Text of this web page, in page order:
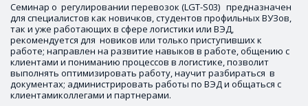
Семинар о  регулировании перевозок (LGT-S03)   предназначен
для специалистов как новичков, студентов профильных ВУЗов,
так и уже работающих в сфере логистики или ВЭД,
рекомендуется для  новиков или только приступивших к
работе; направлен на развитие навыков в работе, общению с
клиентами и пониманию процессов в логистике, позволит
выполнять оптимизировать работу, научит разбираться  в
документах; администрировать работы по ВЭД и общаться с
клиентамиколлегами и партнерами.